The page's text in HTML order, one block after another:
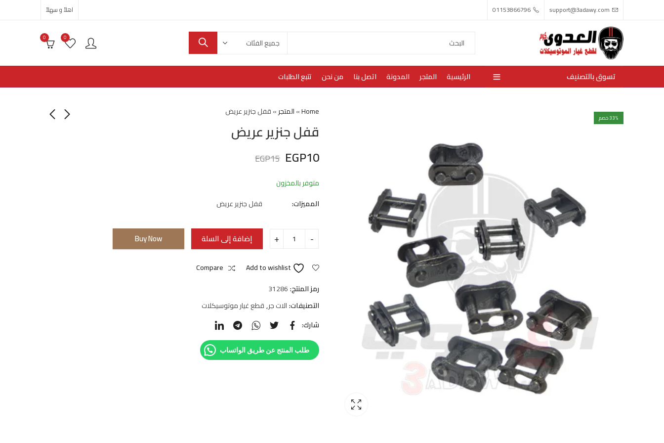
support@3adawy.com
01153866796 اهلاً و سهلاً
0
0
تسوق بالتصنيف الرئيسية المتجر المدونة اتصل بنا من نحن تتبع الطلبات
33% خصم
Home
»المتجر»قفل جنزير عريض
قفل جنزير عريض
EGP10
EGP15
متوفر بالمخزون
المميزات:
قفل جنزير عريض
إضافة إلى السلة Buy Now
Add to wishlist
Compare
رمز المنتج:31286
التصنيفات:الات جر,قطع غيار موتوسيكلات
شارك:
طلب المنتج عن طريق الواتساب